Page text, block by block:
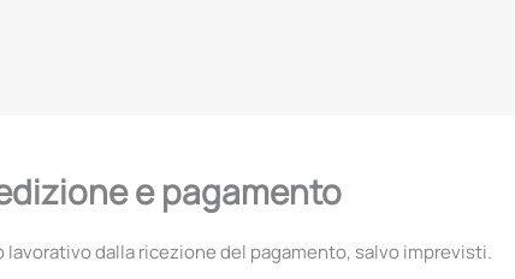
e pagamento
lavorativo dalla ricezione del pagamento, salvo imprevisti.